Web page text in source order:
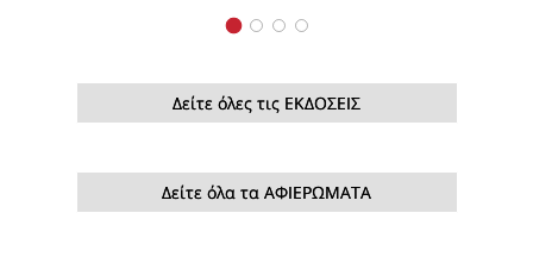
Δείτε όλες τις ΕΚΔΟΣΕΙΣ
Δείτε όλα τα ΑΦΙΕΡΩΜΑΤΑ